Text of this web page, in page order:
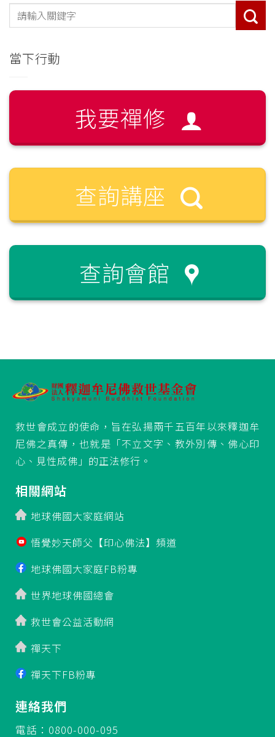
當下行動
我要禪修
查詢講座
查詢會館
救世會成立的使命，旨在弘揚兩千五百年以來釋迦牟
尼佛之真傳，也就是「不立文字、教外別傳、佛心印
心、見性成佛」的正法修行。
相關網站
地球佛國大家庭網站
悟覺妙天師父【印心佛法】頻道
地球佛國大家庭FB粉專
世界地球佛國總會
救世會公益活動網
禪天下
禪天下FB粉專
連絡我們
電話：0800-000-095